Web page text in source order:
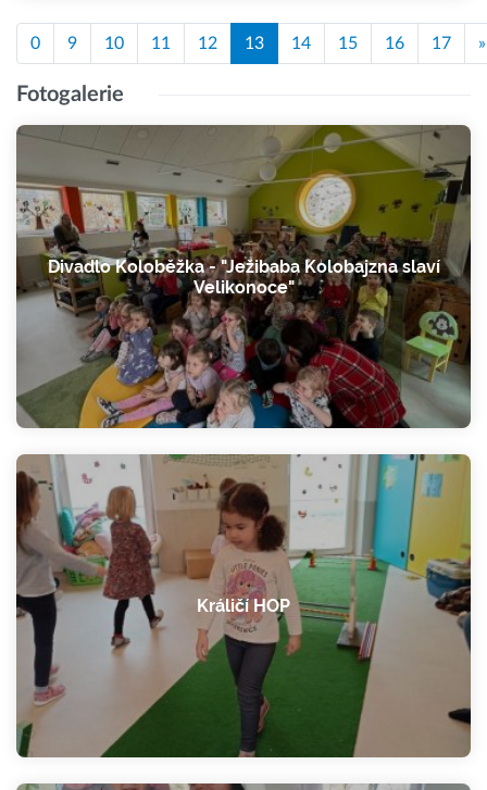
0 9 10 11 12 13 14 15 16 17 »
Fotogalerie
Divadlo Koloběžka - "Ježibaba Kolobajzna slaví
Velikonoce"
Králičí HOP